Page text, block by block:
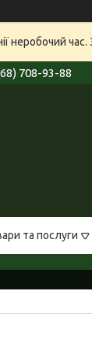
неробочий
708-93-88
та послуги